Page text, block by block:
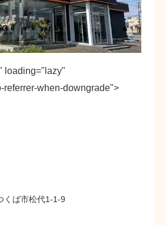
loading="lazy"
referrer-when-downgrade">
くば市松代1-1-9